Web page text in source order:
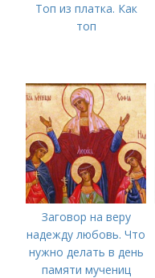
Топ из платка. Как
топ
Заговор на веру
надежду любовь. Что
нужно делать в день
памяти мучениц